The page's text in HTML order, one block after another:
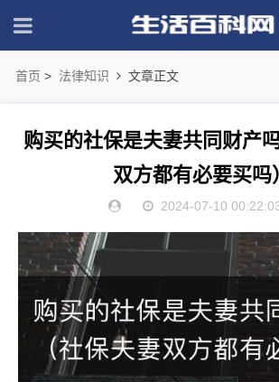
首页 > 法律知识 文章正文
购买的社保是夫妻共同财产
双方都有必要买吗）
2024-07-10